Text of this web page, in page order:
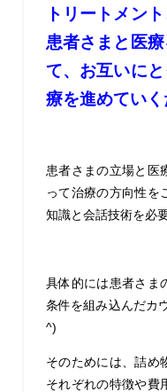
トリートメン
患者さまと医
て、お互いに
療を進めてい
患者さまの立場と医
って治療の方向性を
知識と会話技術を必
具体的には患者さま
条件を組み込んだカ
^)
そのためには、詰め
それぞれの特徴や費